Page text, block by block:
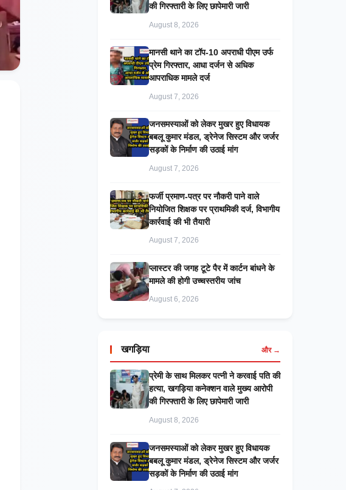
की गिरफ्तारी के लिए छापेमारी जारी
August 8, 2026
मानसी थाने का टॉप-10 अपराधी पीएम उर्फ
प्रेम गिरफ्तार, आधा दर्जन से अधिक
आपराधिक मामले दर्ज
August 7, 2026
जनसमस्याओं को लेकर मुखर हुए विधायक
बबलू कुमार मंडल, ड्रेनेज सिस्टम और जर्जर
सड़कों के निर्माण की उठाई मांग
August 7, 2026
फर्जी प्रमाण-पत्र पर नौकरी पाने वाले
नियोजित शिक्षक पर प्राथमिकी दर्ज, विभागीय
कार्रवाई की भी तैयारी
August 7, 2026
प्लास्टर की जगह टूटे पैर में कार्टन बांधने के
मामले की होगी उच्चस्तरीय जांच
August 6, 2026
खगड़िया और →
प्रेमी के साथ मिलकर पत्नी ने करवाई पति की
हत्या, खगड़िया कनेक्शन वाले मुख्य आरोपी
की गिरफ्तारी के लिए छापेमारी जारी
August 8, 2026
जनसमस्याओं को लेकर मुखर हुए विधायक
बबलू कुमार मंडल, ड्रेनेज सिस्टम और जर्जर
सड़कों के निर्माण की उठाई मांग